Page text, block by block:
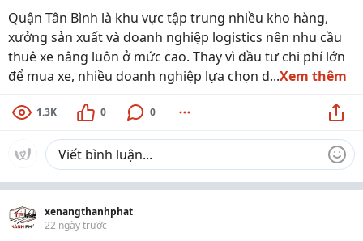
Quận Tân Bình là khu vực tập trung nhiều kho hàng,
xưởng sản xuất và doanh nghiệp logistics nên nhu cầu
thuê xe nâng luôn ở mức cao. Thay vì đầu tư chi phí lớn
để mua xe, nhiều doanh nghiệp lựa chọn d...Xem thêm
1.3K 0 0
xenangthanhphat
22 ngày trước